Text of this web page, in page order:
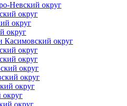
Невский округ
округ
округ
округ
Касимовский округ
округ
округ
округ
округ
округ
округ